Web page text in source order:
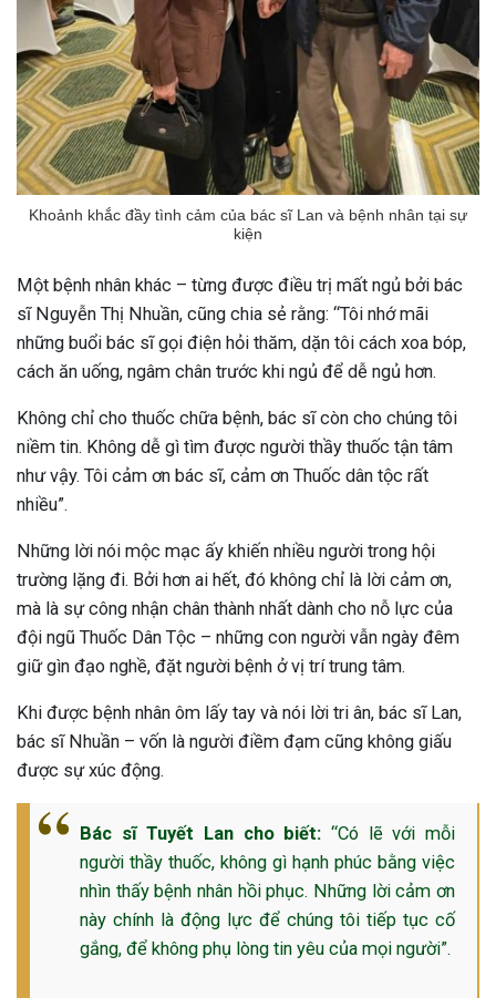
Khoảnh khắc đầy tình cảm của bác sĩ Lan và bệnh nhân tại sự
kiện
Một bệnh nhân khác – từng được điều trị mất ngủ bởi bác
sĩ Nguyễn Thị Nhuần, cũng chia sẻ rằng: “Tôi nhớ mãi
những buổi bác sĩ gọi điện hỏi thăm, dặn tôi cách xoa bóp,
cách ăn uống, ngâm chân trước khi ngủ để dễ ngủ hơn.
Không chỉ cho thuốc chữa bệnh, bác sĩ còn cho chúng tôi
niềm tin. Không dễ gì tìm được người thầy thuốc tận tâm
như vậy. Tôi cảm ơn bác sĩ, cảm ơn Thuốc dân tộc rất
nhiều”.
Những lời nói mộc mạc ấy khiến nhiều người trong hội
trường lặng đi. Bởi hơn ai hết, đó không chỉ là lời cảm ơn,
mà là sự công nhận chân thành nhất dành cho nỗ lực của
đội ngũ Thuốc Dân Tộc – những con người vẫn ngày đêm
giữ gìn đạo nghề, đặt người bệnh ở vị trí trung tâm.
Khi được bệnh nhân ôm lấy tay và nói lời tri ân, bác sĩ Lan,
bác sĩ Nhuần – vốn là người điềm đạm cũng không giấu
được sự xúc động.
Bác sĩ Tuyết Lan cho biết: “Có lẽ với mỗi
người thầy thuốc, không gì hạnh phúc bằng việc
nhìn thấy bệnh nhân hồi phục. Những lời cảm ơn
này chính là động lực để chúng tôi tiếp tục cố
gắng, để không phụ lòng tin yêu của mọi người”.